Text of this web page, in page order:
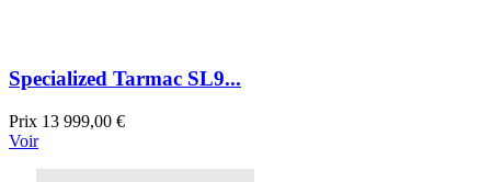
Specialized Tarmac SL9...
Prix 13 999,00 €
Voir